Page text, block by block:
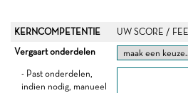
KERNCOMPETENTIE UW SCORE /
Vergaart onderdelen
- Past onderdelen,
indien nodig, manueel